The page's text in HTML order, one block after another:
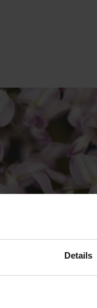
Details